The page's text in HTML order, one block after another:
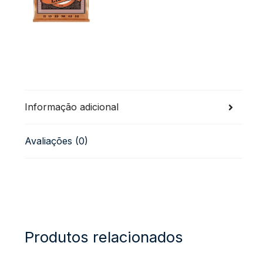
Informação adicional
Avaliações (0)
Produtos relacionados